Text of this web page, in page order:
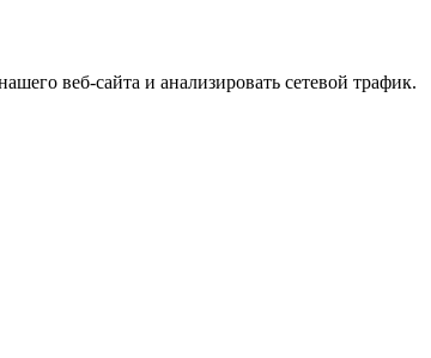
веб-сайта и анализировать сетевой трафик.